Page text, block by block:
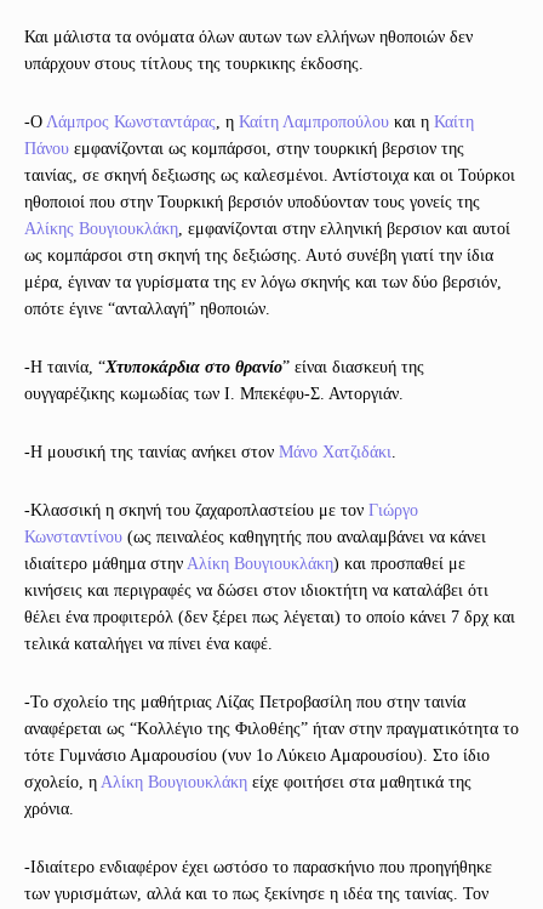
Και μάλιστα τα ονόματα όλων αυτων των ελλήνων ηθοποιών δεν
υπάρχουν στους τίτλους της τουρκικης έκδοσης.
-Ο Λάμπρος Κωνσταντάρας , η Καίτη Λαμπροπούλου και η Καίτη
Πάνου εμφανίζονται ως κομπάρσοι, στην τουρκική βερσιον της
ταινίας, σε σκηνή δεξιωσης ως καλεσμένοι. Αντίστοιχα και οι Τούρκοι
ηθοποιοί που στην Τουρκική βερσιόν υποδύονταν τους γονείς της
Αλίκης Βουγιουκλάκη , εμφανίζονται στην ελληνική βερσιον και αυτοί
ως κομπάρσοι στη σκηνή της δεξιώσης. Αυτό συνέβη γιατί την ίδια
μέρα, έγιναν τα γυρίσματα της εν λόγω σκηνής και των δύο βερσιόν,
οπότε έγινε “ανταλλαγή” ηθοποιών.
-Η ταινία, “Χτυποκάρδια στο θρανίο” είναι διασκευή της
ουγγαρέζικης κωμωδίας των Ι. Μπεκέφυ-Σ. Αντοργιάν.
-Η μουσική της ταινίας ανήκει στον Μάνο Χατζιδάκι
-Kλασσική η σκηνή του ζαχαροπλαστείου με τον Γιώργο
Κωνσταντίνου (ως πειναλέος καθηγητής που αναλαμβάνει να κάνει
ιδιαίτερο μάθημα στην Αλίκη Βουγιουκλάκη) και προσπαθεί με
κινήσεις και περιγραφές να δώσει στον ιδιοκτήτη να καταλάβει ότι
θέλει ένα προφιτερόλ (δεν ξέρει πως λέγεται) το οποίο κάνει 7 δρχ και
τελικά καταλήγει να πίνει ένα καφέ.
-Το σχολείο της μαθήτριας Λίζας Πετροβασίλη που στην ταινία
αναφέρεται ως “Κολλέγιο της Φιλοθέης” ήταν στην πραγματικότητα το
τότε Γυμνάσιο Αμαρουσίου (νυν 1ο Λύκειο Αμαρουσίου). Στο ίδιο
σχολείο, η Αλίκη Βουγιουκλάκη είχε φοιτήσει στα μαθητικά της
χρόνια.
-Ιδιαίτερο ενδιαφέρον έχει ωστόσο το παρασκήνιο που προηγήθηκε
των γυρισμάτων, αλλά και το πως ξεκίνησε η ιδέα της ταινίας. Τον